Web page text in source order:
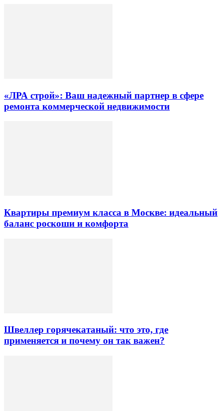
«ЛРА строй»: Ваш надежный партнер в сфере
ремонта коммерческой недвижимости
Квартиры премиум класса в Москве: идеальный
баланс роскоши и комфорта
Швеллер горячекатаный: что это, где
применяется и почему он так важен?